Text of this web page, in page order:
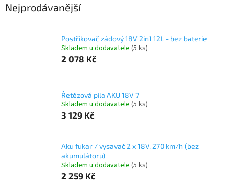
Nejprodávanější
Postřikovač zádový 18V 2in1 12L - bez baterie
Skladem u dodavatele (5 ks)
2 078 Kč
Řetězová pila AKU 18V 7
Skladem u dodavatele (5 ks)
3 129 Kč
Aku fukar / vysavač 2 x 18V, 270 km/h (bez
akumulátoru)
Skladem u dodavatele (5 ks)
2 259 Kč